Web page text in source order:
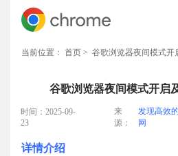
当前位置： 首页 > 谷歌浏览器夜间模式开
谷歌浏览器夜间模式开启
时间：2025-09-
23
来
源：
发现高效
网
详情介绍